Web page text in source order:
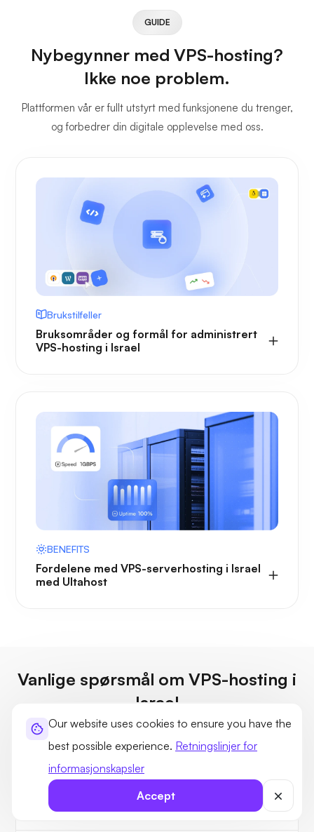
Our website uses cookies to ensure you have the
best possible experience. Retningslinjer for
informasjonskapsler
Accept
GUIDE
Nybegynner med VPS-hosting?
Ikke noe problem.
Plattformen vår er fullt utstyrt med funksjonene du trenger,
og forbedrer din digitale opplevelse med oss.
Brukstilfeller
Bruksområder og formål for administrert
VPS-hosting i Israel
BENEFITS
Fordelene med VPS-serverhosting i Israel
med Ultahost
Vanlige spørsmål om VPS-hosting i
Israel
Finn svar på vanlige spørsmål eller kontakt UltaHost-støtten
for personlig assistanse når som helst.
Hvordan sikrer UltaHost den beste VPS-en for
israelske bedrifter?